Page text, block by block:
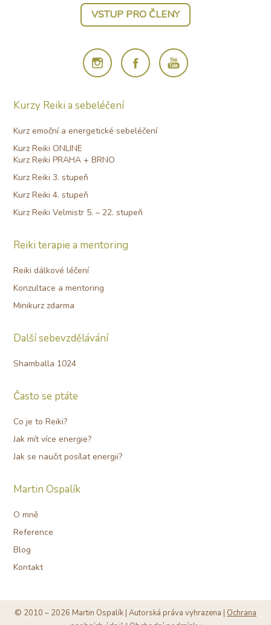
VSTUP PRO ČLENY
Kurzy Reiki a sebeléčení
Kurz emoční a energetické sebeléčení
Kurz Reiki ONLINE
Kurz Reiki PRAHA + BRNO
Kurz Reiki 3. stupeň
Kurz Reiki 4. stupeň
Kurz Reiki Velmistr 5. – 22. stupeň
Reiki terapie a mentoring
Reiki dálkové léčení
Konzultace a mentoring
Minikurz zdarma
Další sebevzdělávání
Shamballa 1024
Často se ptáte
Co je to Reiki?
Jak mít více energie?
Jak se naučit posílat energii?
Martin Ospalík
O mně
Reference
Blog
Kontakt
© 2010 –⁠ 2026 Martin Ospalík | Autorská práva vyhrazena | Ochrana